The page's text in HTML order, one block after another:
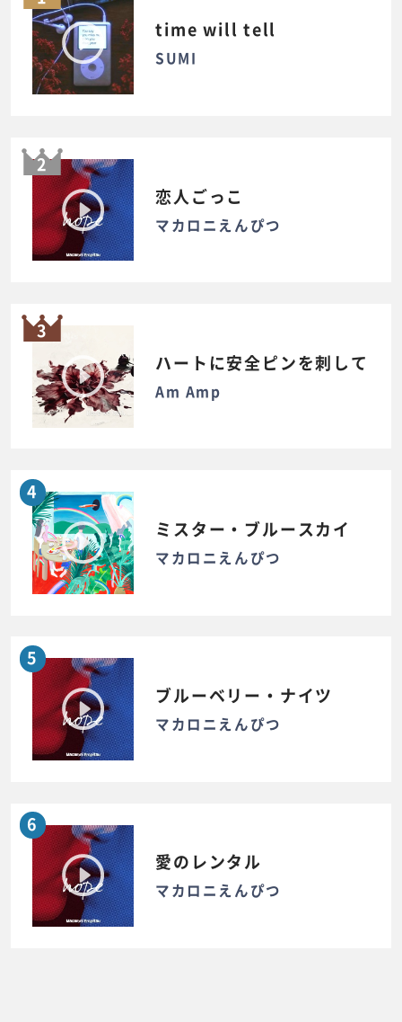
time will tell
SUMI
2
恋人ごっこ
マカロニえんぴつ
3
ハートに安全ピンを刺して
Am Amp
4
ミスター・ブルースカイ
マカロニえんぴつ
5
ブルーベリー・ナイツ
マカロニえんぴつ
6
愛のレンタル
マカロニえんぴつ